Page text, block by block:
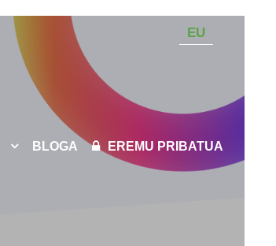
EU
BLOGA EREMU PRIBATUA